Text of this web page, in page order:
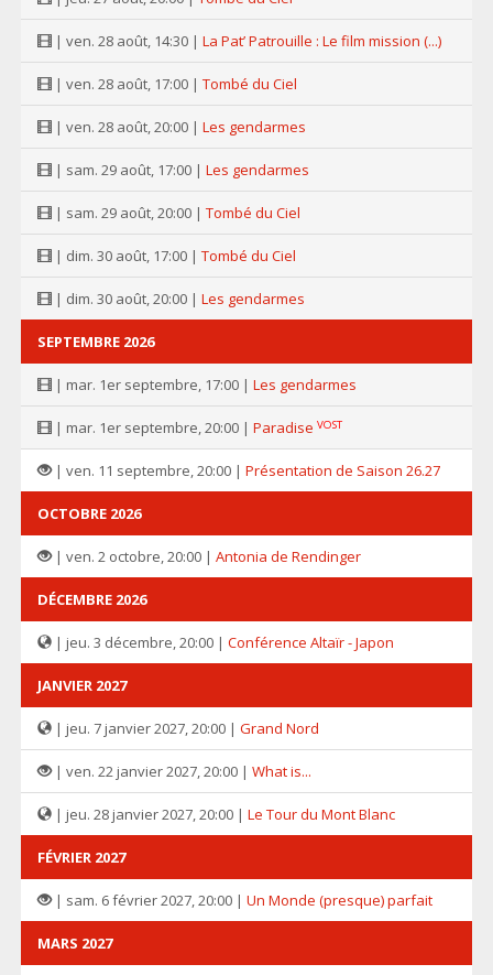
| ven. 28 août, 14:30 | La Pat’ Patrouille : Le film mission (...)
| ven. 28 août, 17:00 | Tombé du Ciel
| ven. 28 août, 20:00 | Les gendarmes
| sam. 29 août, 17:00 | Les gendarmes
| sam. 29 août, 20:00 | Tombé du Ciel
| dim. 30 août, 17:00 | Tombé du Ciel
| dim. 30 août, 20:00 | Les gendarmes
SEPTEMBRE 2026
| mar. 1er septembre, 17:00 | Les gendarmes
| mar. 1er septembre, 20:00 | Paradise VOST
| ven. 11 septembre, 20:00 | Présentation de Saison 26.27
OCTOBRE 2026
| ven. 2 octobre, 20:00 | Antonia de Rendinger
DÉCEMBRE 2026
| jeu. 3 décembre, 20:00 | Conférence Altaïr - Japon
JANVIER 2027
| jeu. 7 janvier 2027, 20:00 | Grand Nord
| ven. 22 janvier 2027, 20:00 | What is...
| jeu. 28 janvier 2027, 20:00 | Le Tour du Mont Blanc
FÉVRIER 2027
| sam. 6 février 2027, 20:00 | Un Monde (presque) parfait
MARS 2027